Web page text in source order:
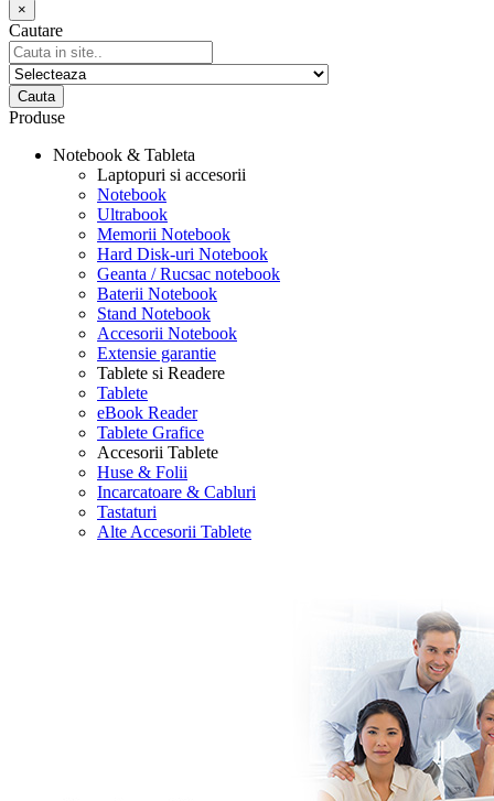
×
Cautare
Cauta
Produse
Notebook & Tableta
Laptopuri si accesorii
Notebook
Ultrabook
Memorii Notebook
Hard Disk-uri Notebook
Geanta / Rucsac notebook
Baterii Notebook
Stand Notebook
Accesorii Notebook
Extensie garantie
Tablete si Readere
Tablete
eBook Reader
Tablete Grafice
Accesorii Tablete
Huse & Folii
Incarcatoare & Cabluri
Tastaturi
Alte Accesorii Tablete